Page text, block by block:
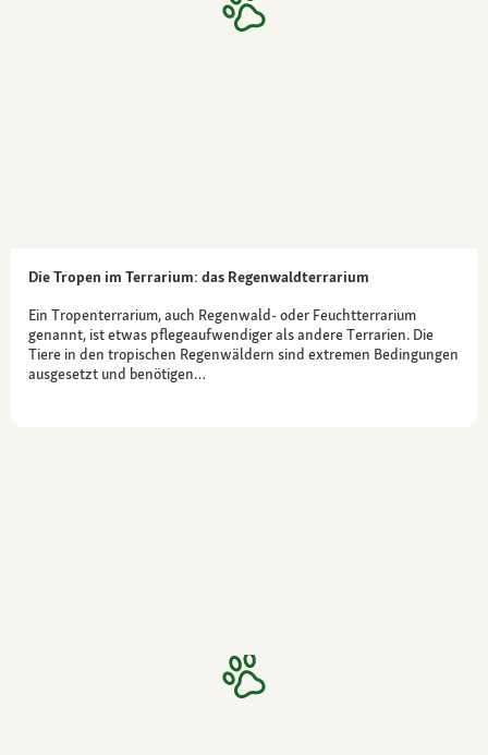
Die Tropen im Terrarium: das Regenwaldterrarium
Ein Tropenterrarium, auch Regenwald- oder Feuchtterrarium
genannt, ist etwas pflegeaufwendiger als andere Terrarien. Die
Tiere in den tropischen Regenwäldern sind extremen Bedingungen
ausgesetzt und benötigen…